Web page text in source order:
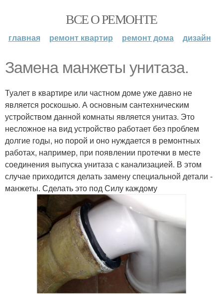
ВСЕ О РЕМОНТЕ
главная ремонт квартир ремонт дома дизайн
Замена манжеты унитаза.
Туалет в квартире или частном доме уже давно не
является роскошью. А основным сантехническим
устройством данной комнаты является унитаз. Это
несложное на вид устройство работает без проблем
долгие годы, но порой и оно нуждается в ремонтных
работах, например, при появлении протечки в месте
соединения выпуска унитаза с канализацией. В этом
случае приходится делать замену специальной детали -
манжеты. Сделать это под Силу каждому